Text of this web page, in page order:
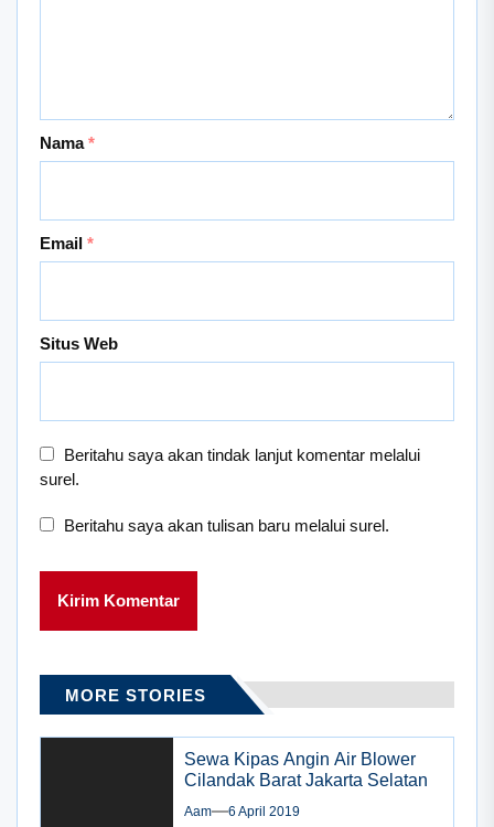
Nama*
Email *
Situs Web
Beritahu saya akan tindak lanjut komentar melalui
surel.
Beritahu saya akan tulisan baru melalui surel.
MORE STORIES
Sewa Kipas Angin Air Blower
Cilandak Barat Jakarta Selatan
Aam 6 April 2019